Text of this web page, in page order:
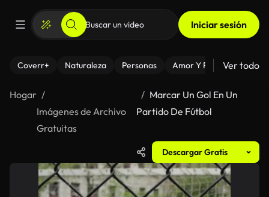
Iniciar sesión
Coverr+ Naturaleza Personas Amor Y Relaciones
Ver todo
Hogar
Imágenes de Archivo
Gratuitas
Marcar Un Gol En Un
Partido De Fútbol
Descargar Gratis